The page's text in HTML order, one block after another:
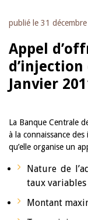
publié le 31
Appel
Janvier
La Banque Centrale
à la connaissance
qu’elle organise un
Nature de
taux variables
Montant